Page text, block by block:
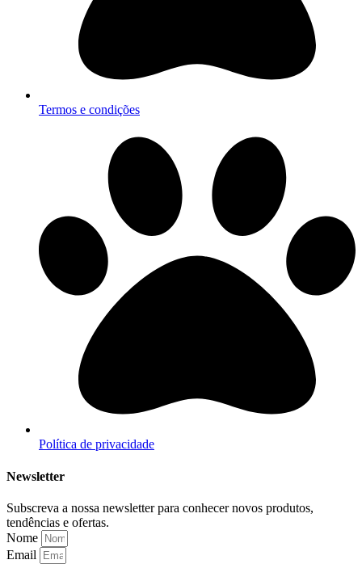
Termos e condições
Política de privacidade
Newsletter
Subscreva a nossa newsletter para conhecer novos produtos,
tendências e ofertas.
Nome
Email